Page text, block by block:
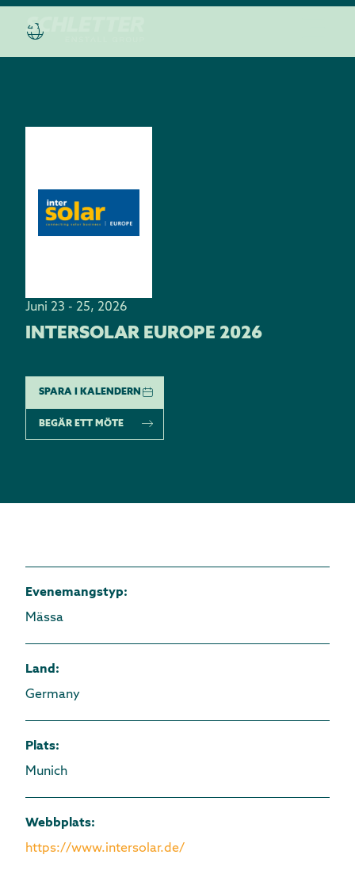
Juni 23 - 25, 2026
INTERSOLAR EUROPE 2026
SPARA I KALENDERN
BEGÄR ETT MÖTE
Evenemangstyp:
Mässa
Land:
Germany
Plats:
Munich
Webbplats:
https://www.intersolar.de/